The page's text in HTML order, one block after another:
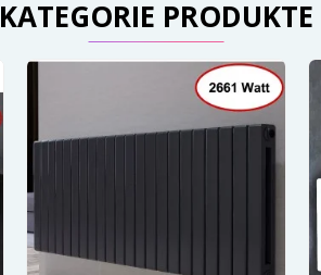
KATEGORIE PRODUKTE